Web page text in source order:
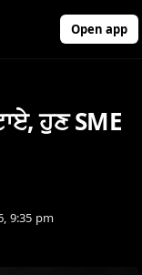
Open app
ਹੁਣ SME
9:35 pm